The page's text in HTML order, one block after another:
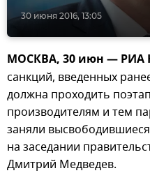
30 июня 2016, 13:05
МОСКВА, 30 июн — РИА
санкций, введенных
должна проходить
производителям и тем
заняли
на заседании
Дмитрий Медведев.